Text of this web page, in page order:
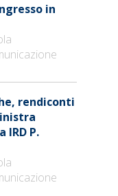
in
rendiconti
IRD P.